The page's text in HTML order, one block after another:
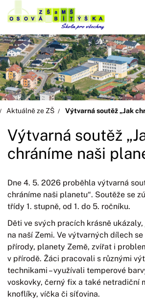
Aktuálně ze ZŠ Výtvarná soutěž „Jak
Výtvarná soutěž
chráníme naši
Dne 4. 5. 2026 proběhla výtvarná
chráníme naši planetu“. Soutěže se
třídy 1. stupně, od 1. do 5. ročníku.
Děti ve svých pracích krásně
na naší Zemi. Ve výtvarných dílech
přírody, planety Země, zvířat i
v přírodě. Žáci pracovali s různými
technikami – využívali temperové
voskovky, černý fix a také netradiční
knoflíky, víčka či síťovina.